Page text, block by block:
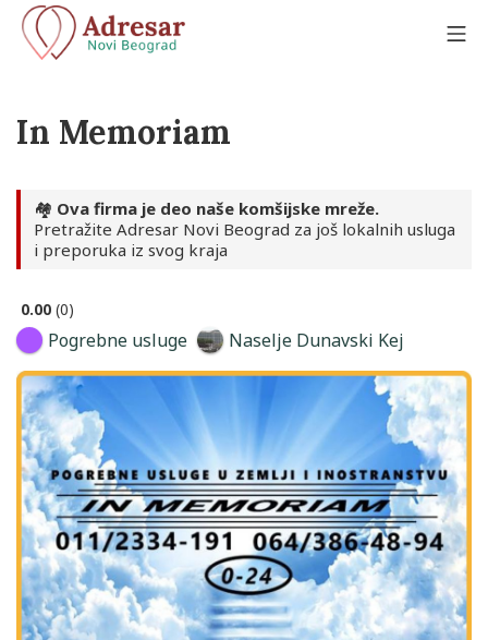
Skip
content
In Memoriam
🏘️ Ova firma je deo naše komšijske mreže.
Pretražite Adresar Novi Beograd za još lokalnih usluga
i preporuka iz svog kraja
0.00 0
Pogrebne usluge Naselje Dunavski Kej